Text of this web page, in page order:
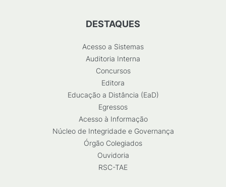
DESTAQUES
Acesso a Sistemas
Auditoria Interna
Concursos
Editora
Educação a Distância (EaD)
Egressos
Acesso à Informação
Núcleo de Integridade e Governança
Órgão Colegiados
Ouvidoria
RSC-TAE